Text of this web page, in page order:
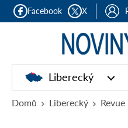
Facebook X
Liberecký
Domů Liberecký Revue